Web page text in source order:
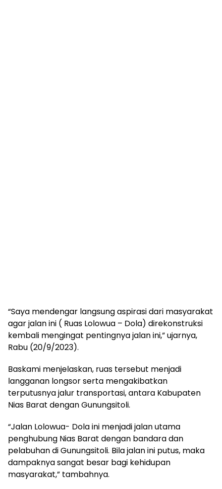
“Saya mendengar langsung aspirasi dari masyarakat
agar jalan ini ( Ruas Lolowua – Dola) direkonstruksi
kembali mengingat pentingnya jalan ini,” ujarnya,
Rabu (20/9/2023).
Baskami menjelaskan, ruas tersebut menjadi
langganan longsor serta mengakibatkan
terputusnya jalur transportasi, antara Kabupaten
Nias Barat dengan Gunungsitoli.
“Jalan Lolowua- Dola ini menjadi jalan utama
penghubung Nias Barat dengan bandara dan
pelabuhan di Gunungsitoli. Bila jalan ini putus, maka
dampaknya sangat besar bagi kehidupan
masyarakat,” tambahnya.